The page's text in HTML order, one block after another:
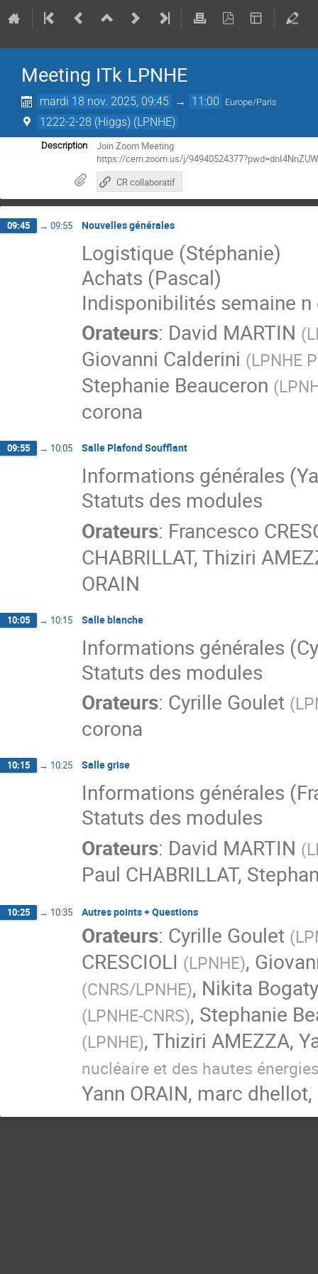
Meeting ITk LPNHE
mardi 18 nov. 2025, 09:45 → 11:00 Europe/Paris
1222-2-28 (Higgs) (LPNHE)
Description
Join Zoom Meeting
https://cern.zoom.us/j/
CR collaboratif
09:45 → 09:55 Nouvelles générales
Logistique (Stéphanie)
Achats (Pascal)
Indisponibilités semaine
Orateurs: David MARTIN (
Giovanni Calderini (LPNHE
Stephanie Beauceron (
corona
09:55 → 10:05 Salle Plafond Soufflant
Informations générales
Statuts des modules
Orateurs: Francesco
CHABRILLAT,Thiziri
ORAIN
10:05 → 10:15 Salle blanche
Informations générales
Statuts des modules
Orateurs: Cyrille Goulet (
corona
10:15 → 10:25 Salle grise
Informations générales
Statuts des modules
Orateurs: David MARTIN (
Paul CHABRILLAT,
10:25 → 10:35 Autres points + Questions
Orateurs: Cyrille Goulet (
CRESCIOLI (LPNHE),
(CNRS/LPNHE), Nikita
(LPNHE-CNRS), Stephanie
(LPNHE),Thiziri AMEZZA,
nucléaire et des hautes
Yann ORAIN, marc dhellot,